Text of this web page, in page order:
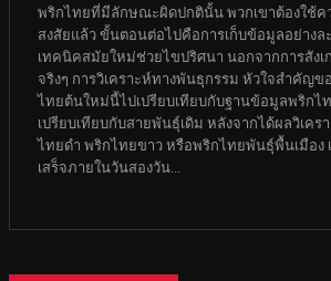
พริกไทยที่มีลักษณะผิดปกตินั้น พวกเขาต้องใช้คว
สงสัยแล้ว ขั้นตอนต่อไปคือการเก็บข้อมูลอย่าง
เทคนิคสมัยใหม่ช่วยไขปริศนา นอกจากการสัง
จริงๆ การวิเคราะห์ทางพันธุกรรม หัวใจสำคัญ
ไทยต้นใหม่นี้ไปเปรียบเทียบกับฐานข้อมูลพริก
เปรียบเทียบกับสายพันธุ์เดิม หลังจากได้ผลวิเค
ไทยดำ พริกไทยขาว หรือพริกไทยพันธุ์พื้นเมือง
เสร็จภายในวันสองวัน...